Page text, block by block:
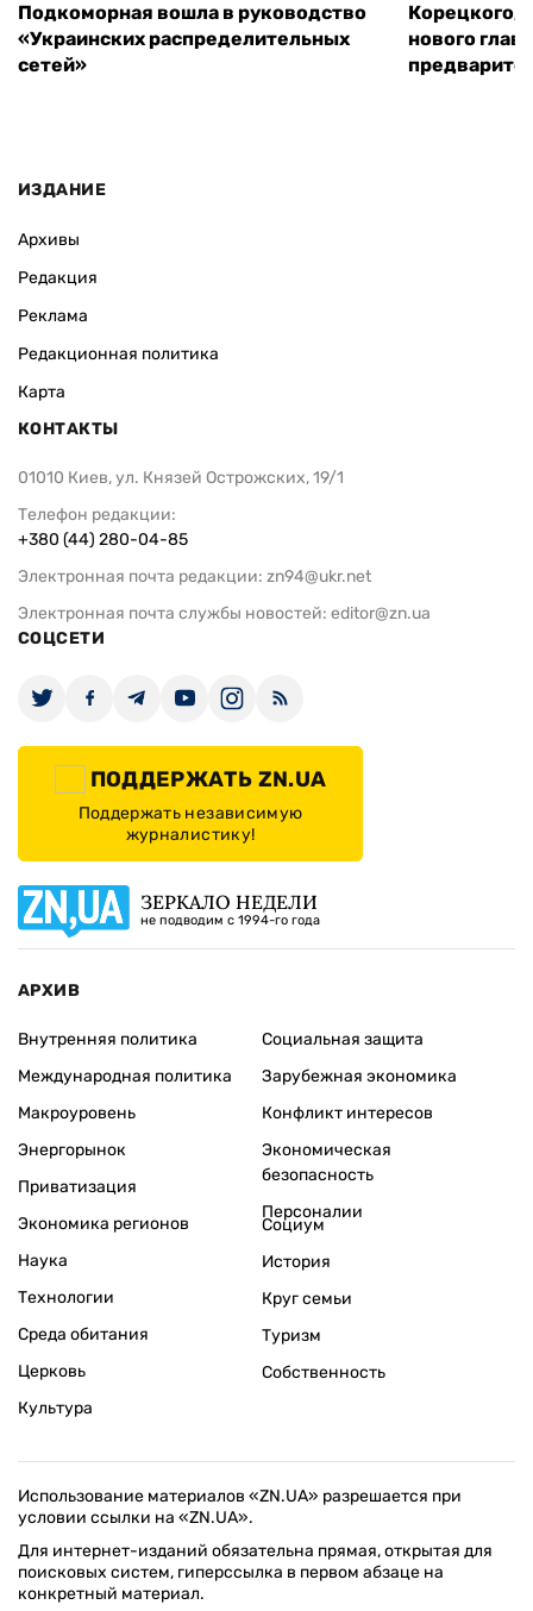
Подкоморная вошла в руководство
«Украинских распределительных
сетей»
Корецкого,
нового
ИЗДАНИЕ
Архивы
Редакция
Реклама
Редакционная политика
Карта
КОНТАКТЫ
01010 Киев, ул. Князей Острожских, 19/1
Телефон редакции:
+380 (44) 280-04-85
Электронная почта редакции: zn94@ukr.net
Электронная почта службы новостей: editor@zn.ua
СОЦСЕТИ
ПОДДЕРЖАТЬ ZN.UA
Поддержать независимую
журналистику!
ЗЕРКАЛО НЕДЕЛИ
не подводим с 1994-го года
АРХИВ
Внутренняя политика
Международная политика
Макроуровень
Энергорынок
Приватизация
Экономика регионов
Социальная защита
Зарубежная экономика
Конфликт интересов
Экономическая
безопасность
Персоналии
Наука
Технологии
Среда обитания
Церковь
Культура
Социум
История
Круг семьи
Туризм
Собственность
Использование материалов «ZN.UA» разрешается при
условии ссылки на «ZN.UA».
Для интернет-изданий обязательна прямая, открытая для
поисковых систем, гиперссылка в первом абзаце на
конкретный материал.